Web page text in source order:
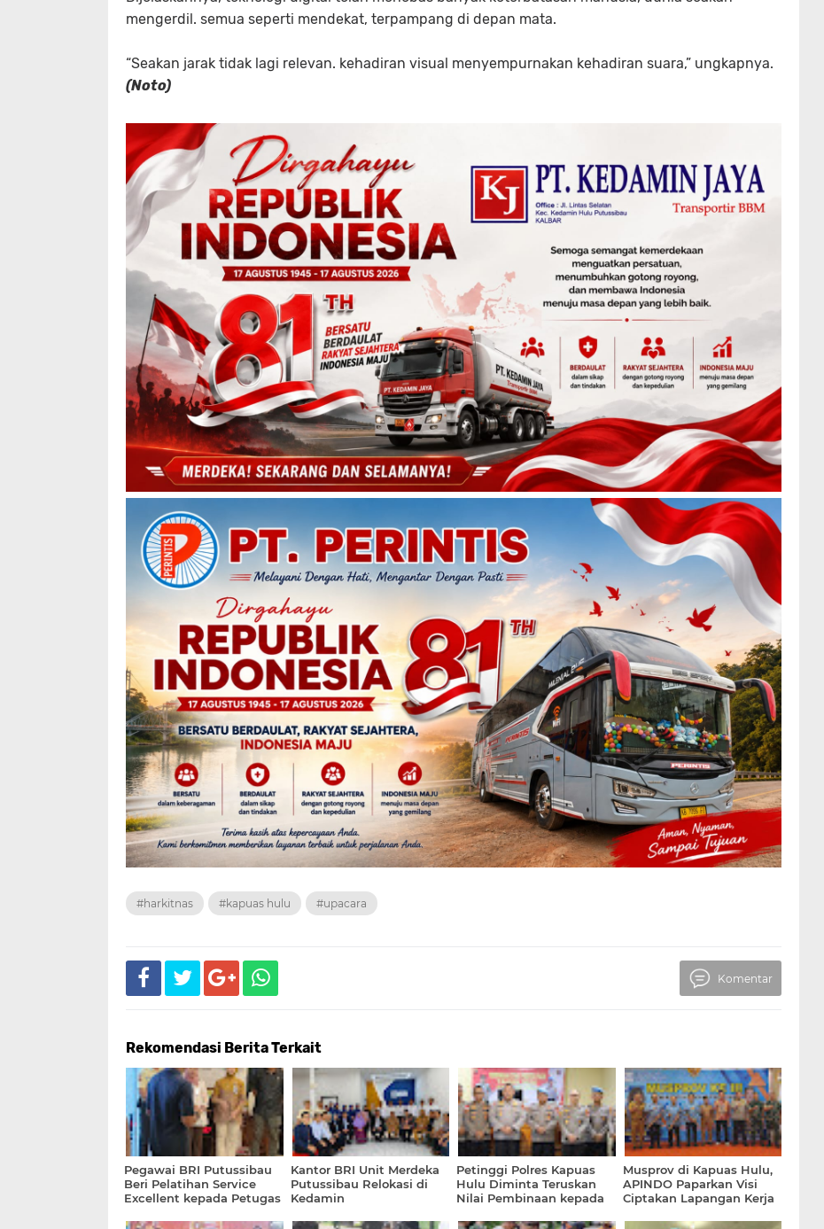
mengerdil. semua seperti mendekat, terpampang di depan mata.
“Seakan jarak tidak lagi relevan. kehadiran visual menyempurnakan kehadiran suara,” ungkapnya.
(Noto)
#harkitnas #kapuas hulu #upacara
Komentar
Rekomendasi Berita Terkait
Pegawai BRI Putussibau
Beri Pelatihan Service
Excellent kepada Petugas
Putussibau
Kantor BRI Unit Merdeka
Putussibau Relokasi di
Kedamin
Petinggi Polres Kapuas
Hulu Diminta Teruskan
Nilai Pembinaan kepada
Dipercaya Masyarakat
Musprov di Kapuas Hulu,
APINDO Paparkan Visi
Ciptakan Lapangan Kerja